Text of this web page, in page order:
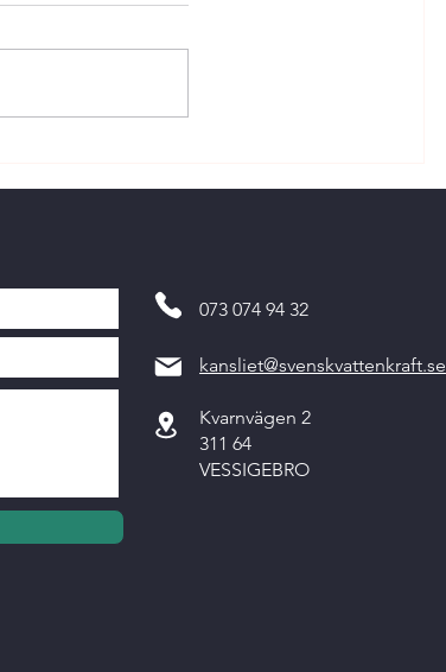
073 074 94 32
kansliet@svenskvattenkraft.se
Kvarnvägen 2
311 64
VESSIGEBRO